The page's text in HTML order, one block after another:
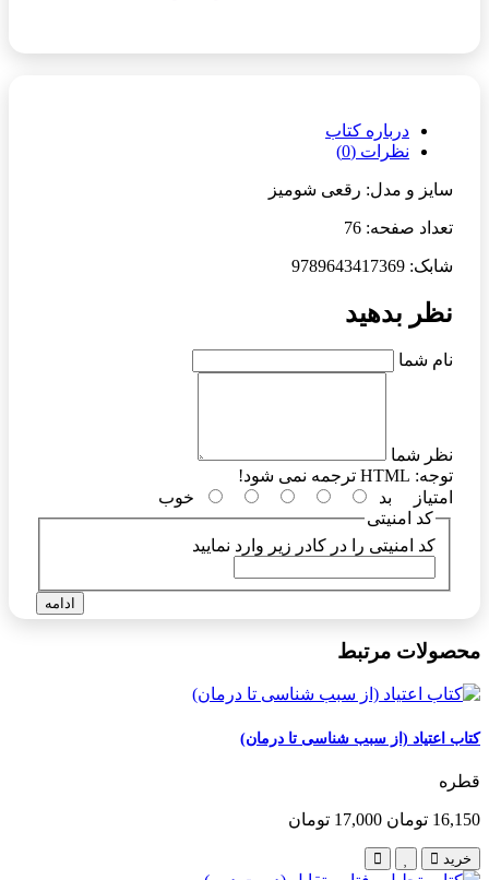
درباره کتاب
نظرات (0)
سایز و مدل: رقعی شومیز
تعداد صفحه: 76
شابک: 9789643417369
نظر بدهید
نام شما
نظر شما
توجه:
امتیاز
بد
خوب
کد امنیتی
کد امنیتی را در کادر زیر وارد نمایید
ادامه
محصولات مرتبط
کتاب اعتیاد (از سبب شناسی تا درمان)
قطره
16,150 تومان 17,000 تومان
خرید